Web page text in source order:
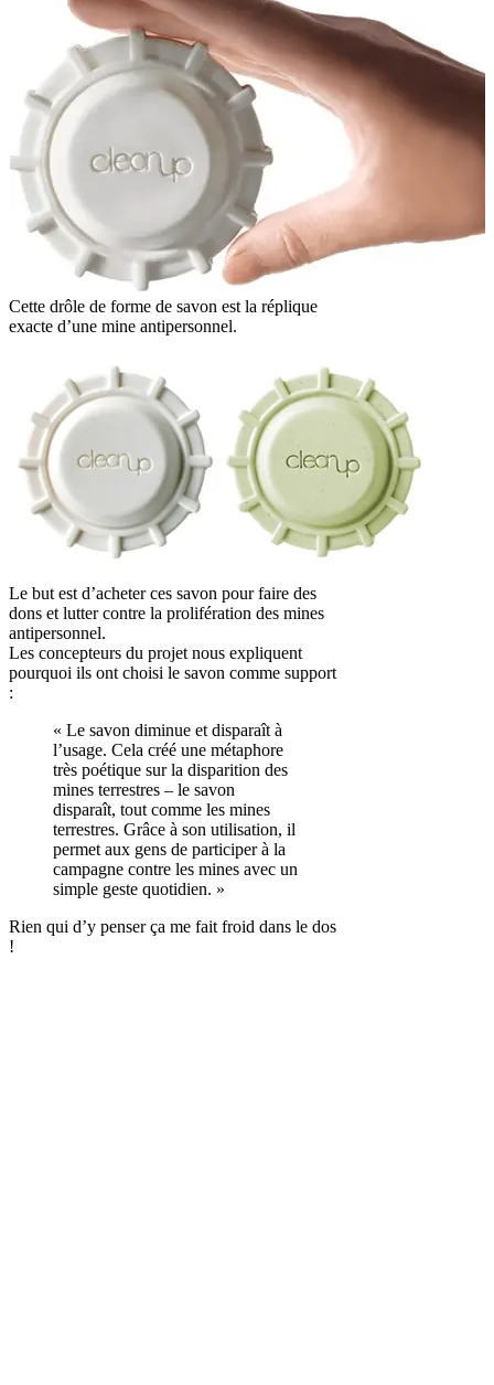
Cette drôle de forme de savon est la réplique
exacte d’une mine antipersonnel.
Le but est d’acheter ces savon pour faire des
dons et lutter contre la prolifération des mines
antipersonnel.
Les concepteurs du projet nous expliquent
pourquoi ils ont choisi le savon comme support
:
« Le savon diminue et disparaît à
l’usage. Cela créé une métaphore
très poétique sur la disparition des
mines terrestres – le savon
disparaît, tout comme les mines
terrestres. Grâce à son utilisation, il
permet aux gens de participer à la
campagne contre les mines avec un
simple geste quotidien. »
Rien qui d’y penser ça me fait froid dans le dos
!